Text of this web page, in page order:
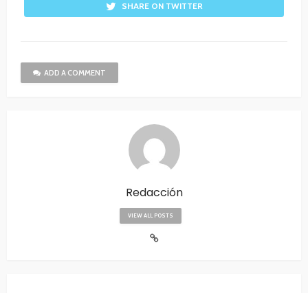
SHARE ON TWITTER
ADD A COMMENT
Redacción
VIEW ALL POSTS